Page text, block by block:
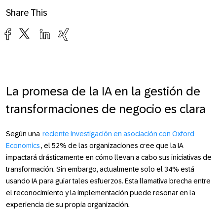
Share This
La promesa de la IA en la gestión de
transformaciones de negocio es clara
Según una reciente investigación en asociación con Oxford
Economics, el 52% de las organizaciones cree que la IA
impactará drásticamente en cómo llevan a cabo sus iniciativas de
transformación. Sin embargo, actualmente solo el 34% está
usando IA para guiar tales esfuerzos. Esta llamativa brecha entre
el reconocimiento y la implementación puede resonar en la
experiencia de su propia organización.